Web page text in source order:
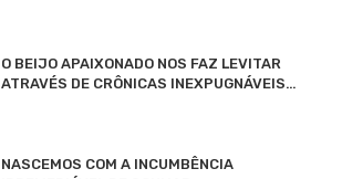
O BEIJO APAIXONADO NOS FAZ LEVITAR
ATRAVÉS DE CRÔNICAS INEXPUGNÁVEIS…
NASCEMOS COM A INCUMBÊNCIA